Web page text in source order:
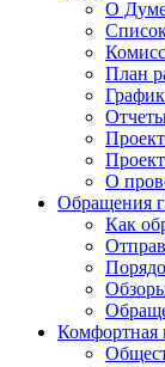
О
План
О
Обращения
Как
Комфортная